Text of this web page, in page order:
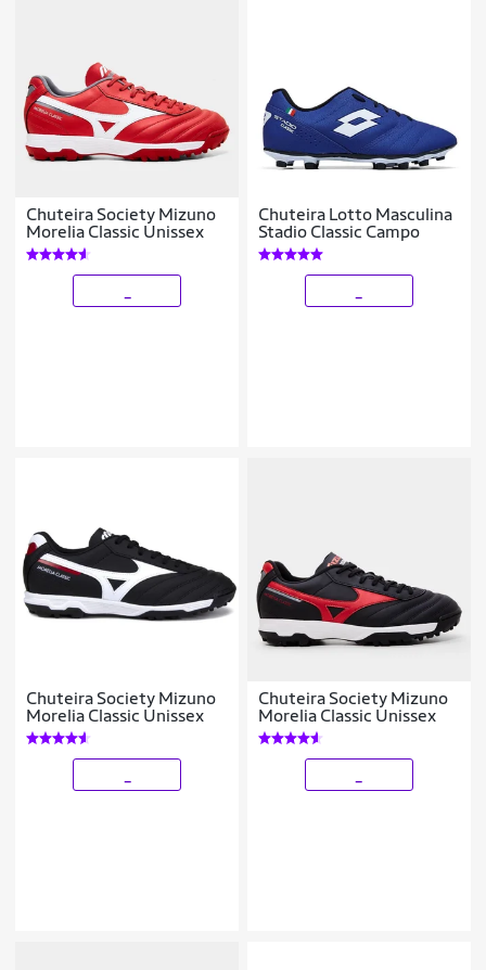
Chuteira Society Mizuno
Morelia Classic Unissex
Chuteira Lotto Masculina
Stadio Classic Campo
Chuteira Society Mizuno
Morelia Classic Unissex
Chuteira Society Mizuno
Morelia Classic Unissex